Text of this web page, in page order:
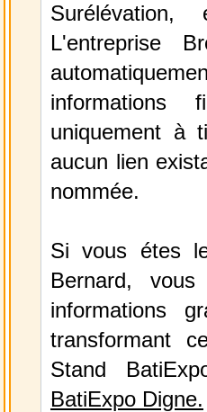
L'entreprise
uniquement à
aucun lien
nommée.
Si vous étes
Bernard,
informations
transformant
Stand
BatiExpo Digne.